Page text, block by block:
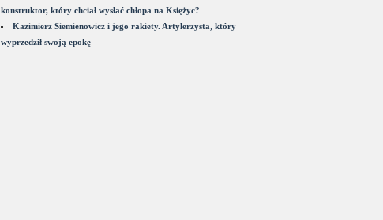
konstruktor, który chciał wysłać chłopa na Księżyc?
Kazimierz Siemienowicz i jego rakiety. Artylerzysta, który
wyprzedził swoją epokę